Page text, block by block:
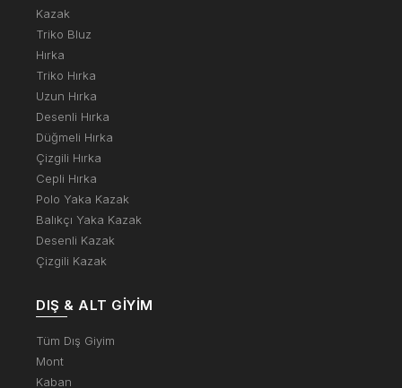
Kazak
Triko Bluz
Hırka
Triko Hırka
Uzun Hırka
Desenli Hırka
Düğmeli Hırka
Çizgili Hırka
Cepli Hırka
Polo Yaka Kazak
Balıkçı Yaka Kazak
Desenli Kazak
Çizgili Kazak
DIŞ & ALT GIYIM
Tüm Dış Giyim
Mont
Kaban